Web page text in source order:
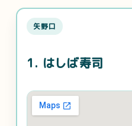
矢野口
1. はしば寿司